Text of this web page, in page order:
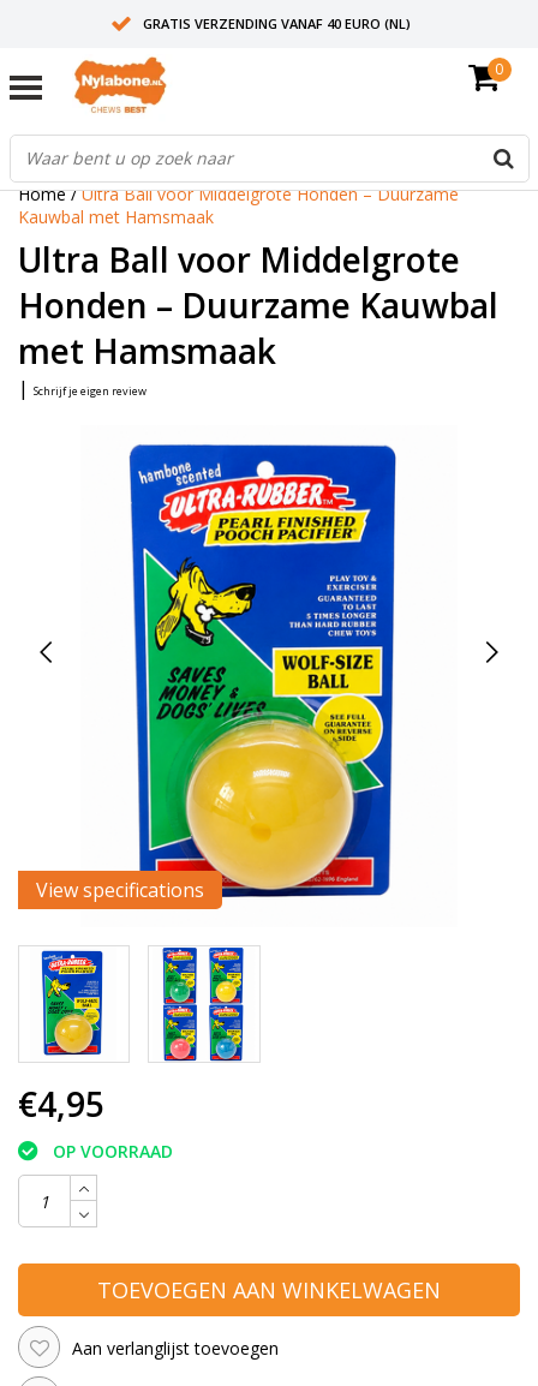
GRATIS VERZENDING VANAF 40 EURO (NL)
0
Home/Ultra Ball voor Middelgrote Honden – Duurzame
Kauwbal met Hamsmaak
Ultra Ball voor Middelgrote
Honden – Duurzame Kauwbal
met Hamsmaak
| Schrijf je eigen review
View specifications
€4,95
OP VOORRAAD
TOEVOEGEN AAN WINKELWAGEN
Aan verlanglijst toevoegen